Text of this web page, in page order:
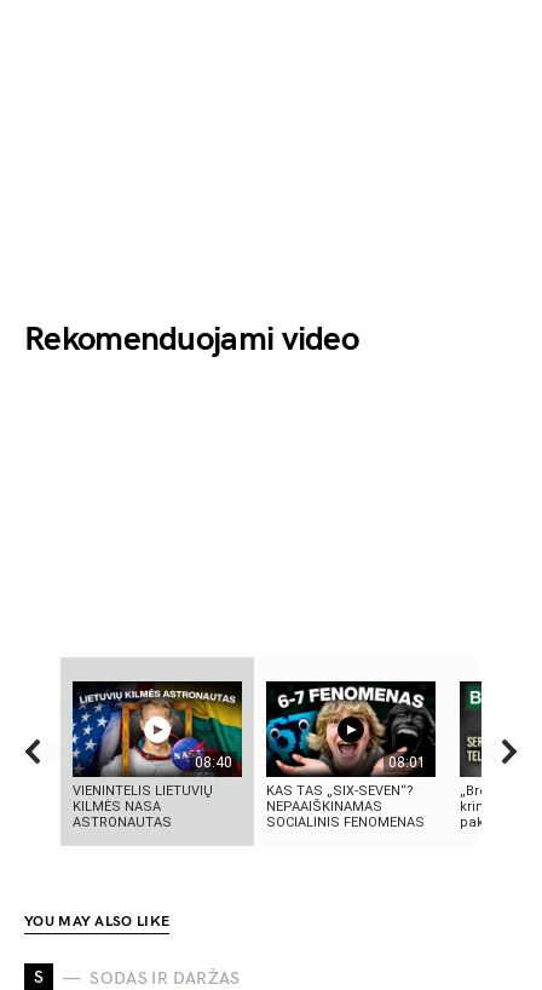
Rekomenduojami video
08:40
VIENINTELIS LIETUVIŲ
KILMĖS NASA
ASTRONAUTAS
08:01
KAS TAS „SIX-SEVEN“?
NEPAAIŠKINAMAS
SOCIALINIS FENOMENAS
„Bręstantis
kriminalinis
pakeitęs
YOU MAY ALSO LIKE
S SODAS IR DARŽAS